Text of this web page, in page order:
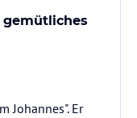
Johannes". Er